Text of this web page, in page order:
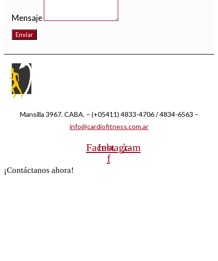
Mensaje
Enviar
Mansilla 3967. CABA. – (+05411) 4833-4706 / 4834-6563 –
info@cardiofitness.com.ar
Facebook-
f
Instagram
¡Contáctanos ahora!